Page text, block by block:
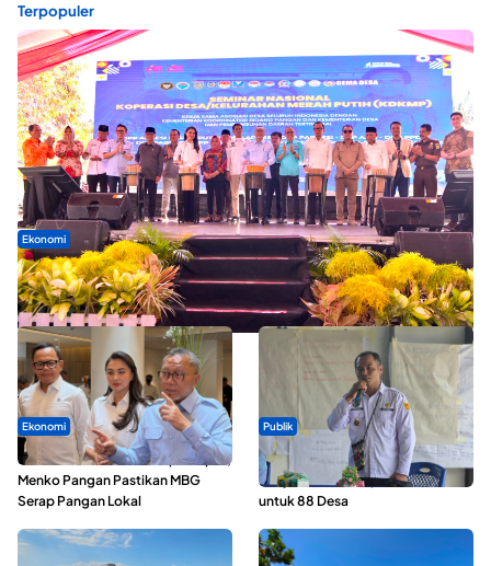
Terpopuler
Ekonomi
Seminar di Ternate, Mendes Perkuat Sinergi Percepatan
Kopdes Merah Putih
Ekonomi
SPPG di Maluku Utara Dipercepat,
Menko Pangan Pastikan MBG
Serap Pangan Lokal
Publik
ABDESI Morotai Apresiasi
Penyaluran ADD Rp3,13 Miliar
untuk 88 Desa